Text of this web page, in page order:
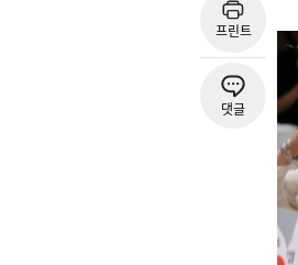
프린트
댓글